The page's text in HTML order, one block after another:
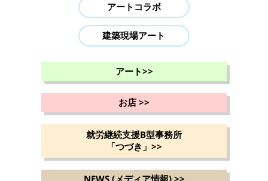
アートコラボ
建築現場アート
アート>>
お店>>
就労継続支援B型事務所
「つづき」 >>